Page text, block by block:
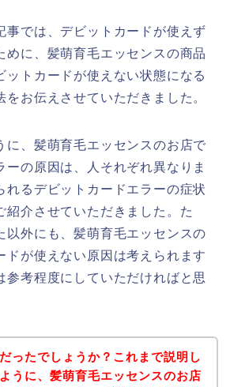
事では、デビットカードが使えず
めに、髪萌育毛エッセンスの商品
ットカードが使えない状態になる
をお伝えさせていただきました。
に、髪萌育毛エッセンスのお店で
ーの原因は、人それぞれ異なりま
れるデビットカードエラーの症状
紹介させていただきました。た
以外にも、髪萌育毛エッセンスの
ドが使えない原因は考えられます
参考程度にしていただければと思
ったでしょうか？これまで説明し
うに、髪萌育毛エッセンスのお店